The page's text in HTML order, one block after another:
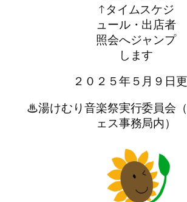
↑タイムスケジ
ュール・出店者
照会へジャンプ
します
２０２５年５月９日
♨湯けむり音楽祭実行委員会
ェス事務局内）